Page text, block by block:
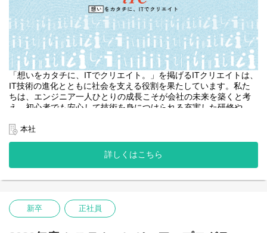
「想いをカタチに、ITでクリエイト。」を掲げるITクリエイトは、
IT技術の進化とともに社会を支える役割を果たしています。私た
ちは、エンジニア一人ひとりの成長こそが会社の未来を築くと考
え、初心者でも安心して技術を身につけられる充実した研修や
チームワークを重視し、多様な人材が活躍できる職場環境を整
備。テレワークや柔軟な勤務制度、充実の休暇制度など、ライフ
スタイルに合わせた働き方を支援しています。資格取得支援や表
彰制度も充実し、一人ひとりのキャリアアップを全面的に応援。
あふれる方を歓迎します。ITクリエイトであなたの未来を描きま
せんか？
本社
詳しくはこちら
新卒 正社員